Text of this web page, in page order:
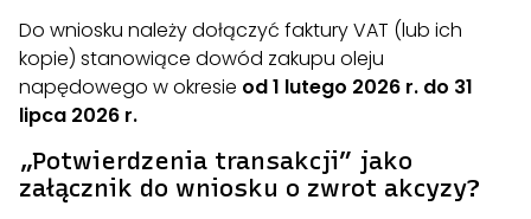
Do wniosku należy dołączyć faktury VAT (lub ich
kopie) stanowiące dowód zakupu oleju
napędowego w okresie od 1 lutego 2026 r. do 31
lipca 2026 r.
„Potwierdzenia transakcji” jako
załącznik do wniosku o zwrot akcyzy?